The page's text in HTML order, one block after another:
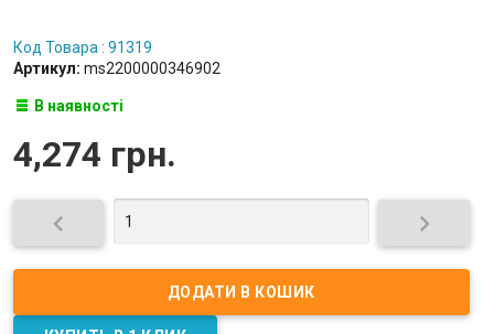
Код Товара : 91319
Артикул: ms2200000346902
В наявності
4,274 грн.
 